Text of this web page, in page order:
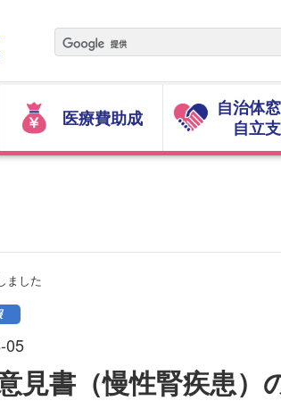
医療費助成
自治体
自立
ました
05
見書（慢性腎疾患）